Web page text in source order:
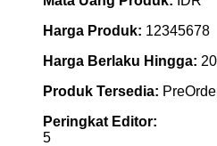
Harga Produk: 12345678
Harga Berlaku Hingga:
Produk Tersedia:
Peringkat Editor:
5